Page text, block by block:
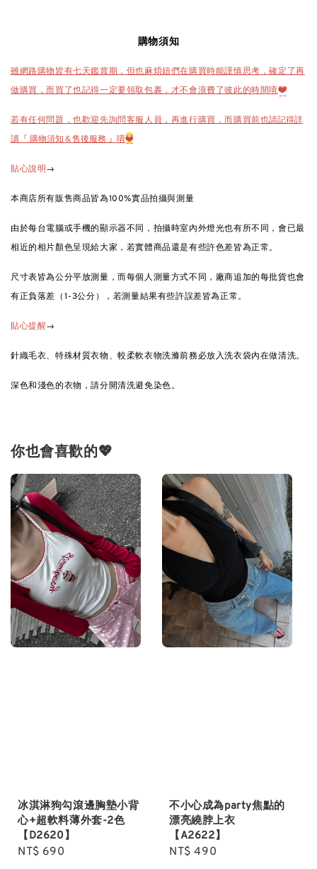
購物須知
雖網路購物皆有七天鑑賞期，但也麻煩妞們在購買時能謹慎思考，確定了再
做購買，而買了也記得一定要領取包裹，才不會浪費了彼此的時間唷❤️
若有任何問題，也歡迎先詢問客服人員，再進行購買，而購買前也請記得詳
讀『 購物須知＆售後服務 』唷❤️
貼心說明→
本商店所有販售商品皆為100%實品拍攝與測量
由於每台電腦或手機的顯示器不同，拍攝時室內外燈光也有所不同，會已最
相近的相片顏色呈現給大家，若實體商品還是有些許色差皆為正常。
尺寸表皆為公分平放測量，而每個人測量方式不同，廠商追加的每批貨也會
有正負落差（1-3公分），若測量結果有些許誤差皆為正常。
貼心提醒→
針織毛衣、特殊材質衣物、較柔軟衣物洗滌前務必放入洗衣袋內在做清洗。
深色和淺色的衣物，請分開清洗避免染色。
你也會喜歡的💖
冰淇淋狗勾滾邊胸墊小背
心+超軟料薄外套-2色
【D2620】
Regular
NT$ 690
不小心成為party焦點的
漂亮繞脖上衣
【A2622】
Regular
NT$ 490